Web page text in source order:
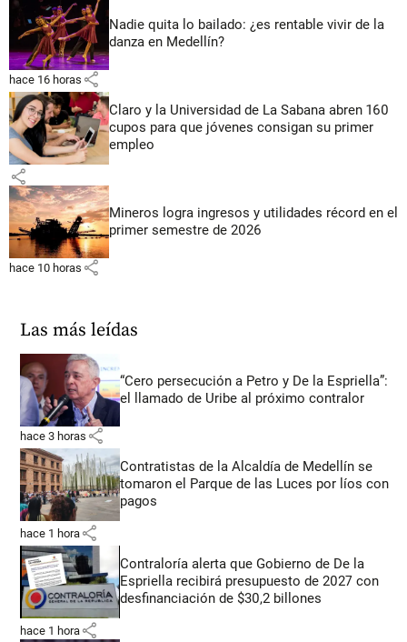
Nadie quita lo bailado: ¿es rentable vivir de la
danza en Medellín?
hace 16 horas share
Claro y la Universidad de La Sabana abren 160
cupos para que jóvenes consigan su primer
empleo
share
Mineros logra ingresos y utilidades récord en el
primer semestre de 2026
hace 10 horas share
Las más leídas
“Cero persecución a Petro y De la Espriella”:
el llamado de Uribe al próximo contralor
hace 3 horas share
Contratistas de la Alcaldía de Medellín se
tomaron el Parque de las Luces por líos con
pagos
hace 1 hora share
Contraloría alerta que Gobierno de De la
Espriella recibirá presupuesto de 2027 con
desfinanciación de $30,2 billones
hace 1 hora share